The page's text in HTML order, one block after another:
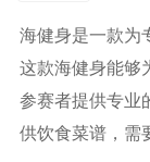
海健身是一款为
这款海健身能够
参赛者提供专业
供饮食菜谱，需